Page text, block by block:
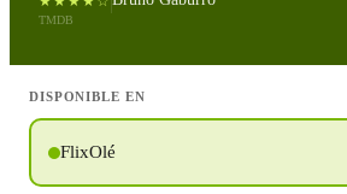
TMDB
DISPONIBLE EN
FlixOlé